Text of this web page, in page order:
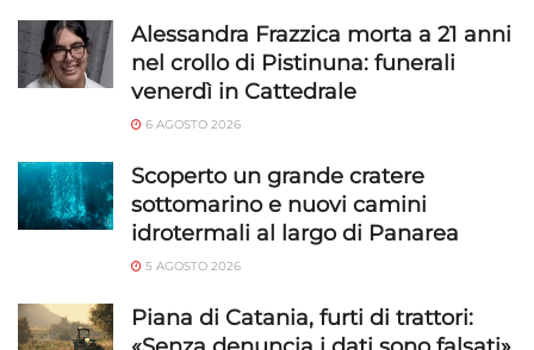
Alessandra Frazzica morta a 21 anni
nel crollo di Pistinuna: funerali
venerdì in Cattedrale
6 AGOSTO 2026
Scoperto un grande cratere
sottomarino e nuovi camini
idrotermali al largo di Panarea
5 AGOSTO 2026
Piana di Catania, furti di trattori: